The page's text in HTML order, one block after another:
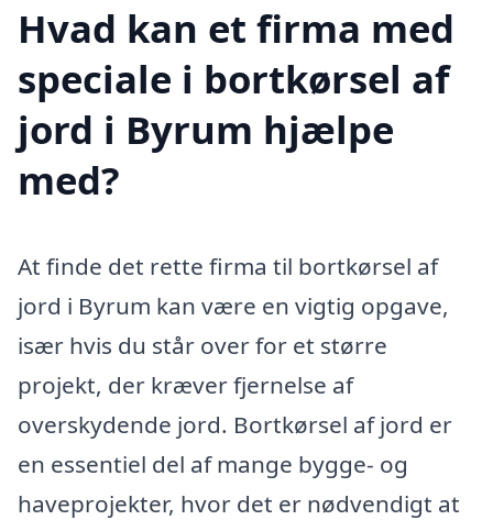
Hvad kan et firma med
speciale i bortkørsel af
jord i Byrum hjælpe
med?
At finde det rette firma til bortkørsel af
jord i Byrum kan være en vigtig opgave,
især hvis du står over for et større
projekt, der kræver fjernelse af
overskydende jord. Bortkørsel af jord er
en essentiel del af mange bygge- og
haveprojekter, hvor det er nødvendigt at